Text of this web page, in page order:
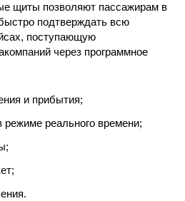
щиты позволяют пассажирам в
подтверждать всю
поступающую
через программное
и прибытия;
реального времени;